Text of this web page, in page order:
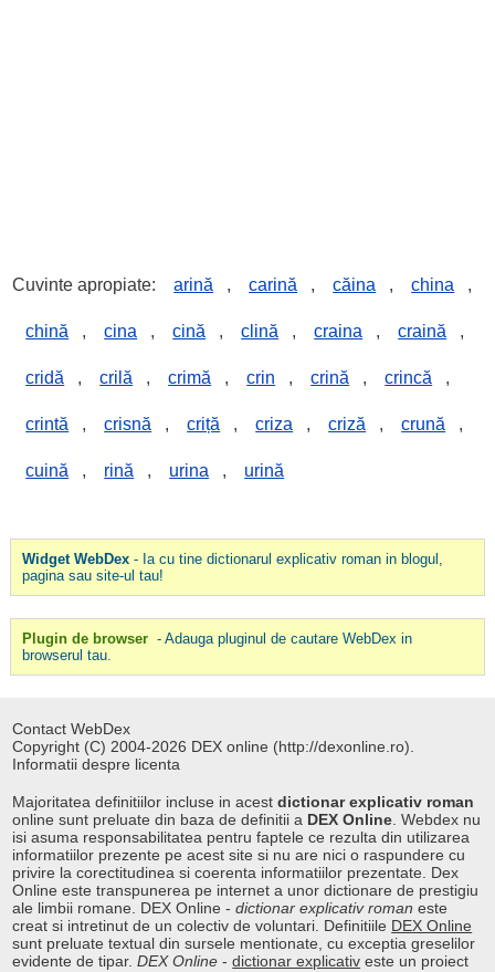
Cuvinte apropiate: arină , carină , căina , china ,
chină , cina , cină , clină , craina , craină ,
cridă , crilă , crimă , crin , crină , crincă ,
crintă , crisnă , criță , criza , criză , crună ,
cuină , rină , urina , urină
Widget WebDex- Ia cu tine dictionarul explicativ roman in blogul,
pagina sau site-ul tau!
Plugin de browser - Adauga pluginul de cautare WebDex in
browserul tau.
Contact WebDex
Copyright (C) 2004-2026 DEX online (http://dexonline.ro).
Informatii despre licenta
Majoritatea definitiilor incluse in acestdictionar explicativ roman
online sunt preluate din baza de definitii a DEX Online . Webdex nu
isi asuma responsabilitatea pentru faptele ce rezulta din utilizarea
informatiilor prezente pe acest site si nu are nici o raspundere cu
privire la corectitudinea si coerenta informatiilor prezentate. Dex
Online este transpunerea pe internet a unor dictionare de prestigiu
ale limbii romane. DEX Online -dictionar explicativ roman este
creat si intretinut de un colectiv de voluntari. Definitiile DEX Online
sunt preluate textual din sursele mentionate, cu exceptia greselilor
evidente de tipar.DEX Online -dictionar explicativ este un proiect